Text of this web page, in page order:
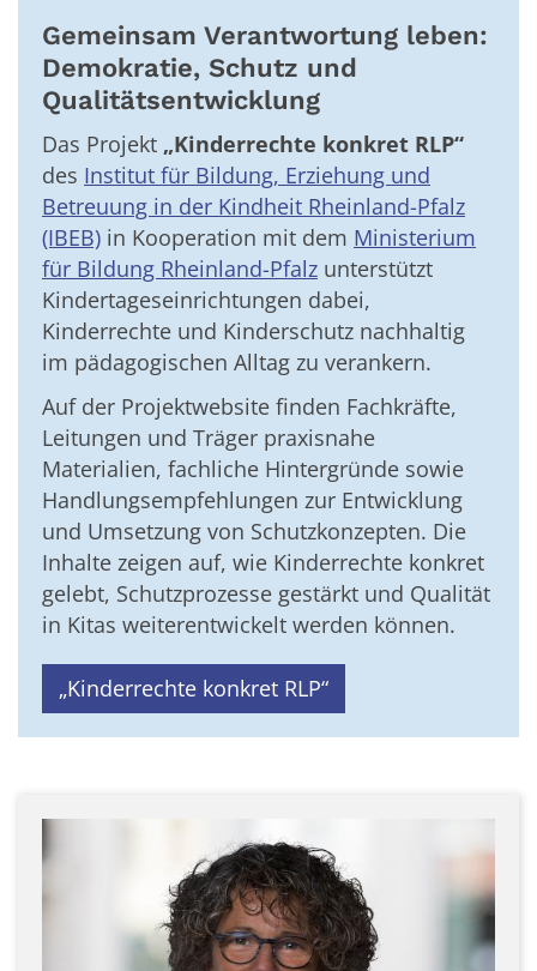
Gemeinsam Verantwortung leben:
Demokratie, Schutz und
Qualitätsentwicklung
Das Projekt „Kinderrechte konkret RLP“
des Institut für Bildung, Erziehung und
Betreuung in der Kindheit Rheinland-Pfalz
(IBEB) in Kooperation mit dem Ministerium
für Bildung Rheinland-Pfalz unterstützt
Kindertageseinrichtungen dabei,
Kinderrechte und Kinderschutz nachhaltig
im pädagogischen Alltag zu verankern.
Auf der Projektwebsite finden Fachkräfte,
Leitungen und Träger praxisnahe
Materialien, fachliche Hintergründe sowie
Handlungsempfehlungen zur Entwicklung
und Umsetzung von Schutzkonzepten. Die
Inhalte zeigen auf, wie Kinderrechte konkret
gelebt, Schutzprozesse gestärkt und Qualität
in Kitas weiterentwickelt werden können.
„Kinderrechte konkret RLP“